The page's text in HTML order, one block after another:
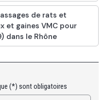
de rats et
et gaines VMC pour
dans le Rhône
(*) sont obligatoires